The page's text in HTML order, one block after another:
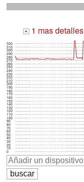
+ 1 mas detalles
0
10
20
30
40
50
60
70
80
90
100
110
120
130
140
150
160
170
180
190
200
210
220
230
240
250
260
270
280
290
300
310
320